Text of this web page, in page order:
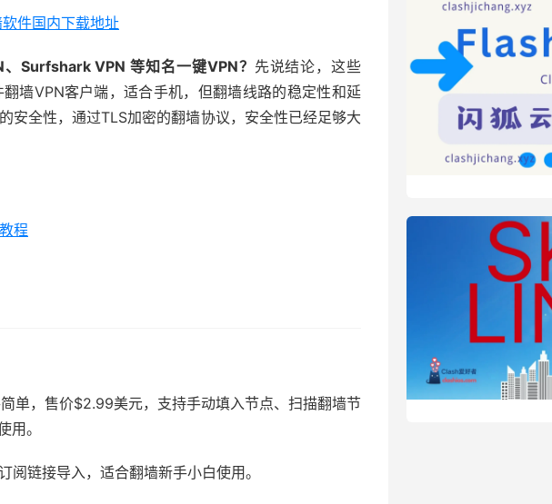
件国内下载地址
Surfshark VPN 等知名一键VPN？ 先说结论，这些
墙VPN客户端，适合手机，但翻墙线路的稳定性和延
安全性，通过TLS加密的翻墙协议，安全性已经足够大
程
单，售价$2.99美元，支持手动填入节点、扫描翻墙节
用。
链接导入，适合翻墙新手小白使用。